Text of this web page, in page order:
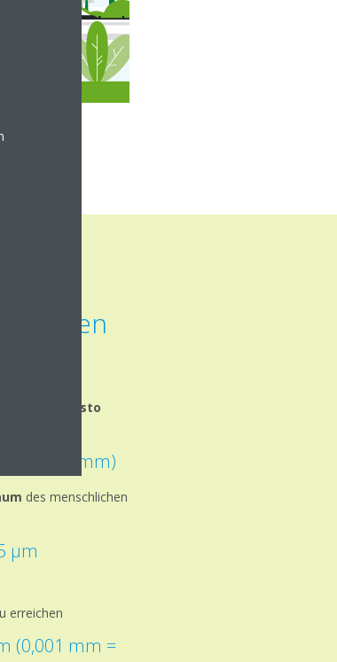
desto
µm (0,01 mm)
des menschlichen
µm
erreichen
(0,001 mm =